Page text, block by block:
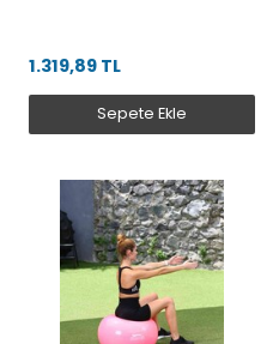
1.319,89 TL
Sepete Ekle